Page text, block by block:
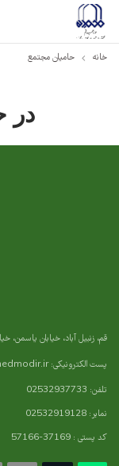
خانه حامیان مجتمع
در
قم، زنبیل آباد، خیابان یاسمن، خیابان
پست الکترونیکی:
تلفن: 02532937733
نمابر: 02532919128
کد پستی : 37169-57166